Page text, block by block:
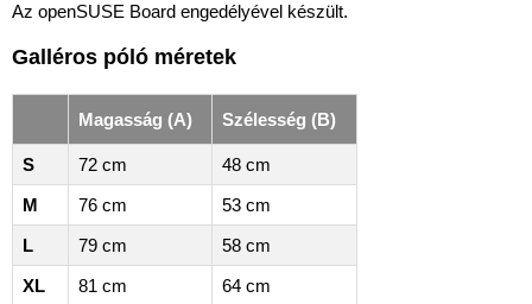
Az openSUSE Board engedélyével készült.
Galléros póló méretek
Magasság (A) Szélesség (B)
S 72 cm
48 cm
M
76 cm
53 cm
L
79 cm
58 cm
XL
81 cm
64 cm